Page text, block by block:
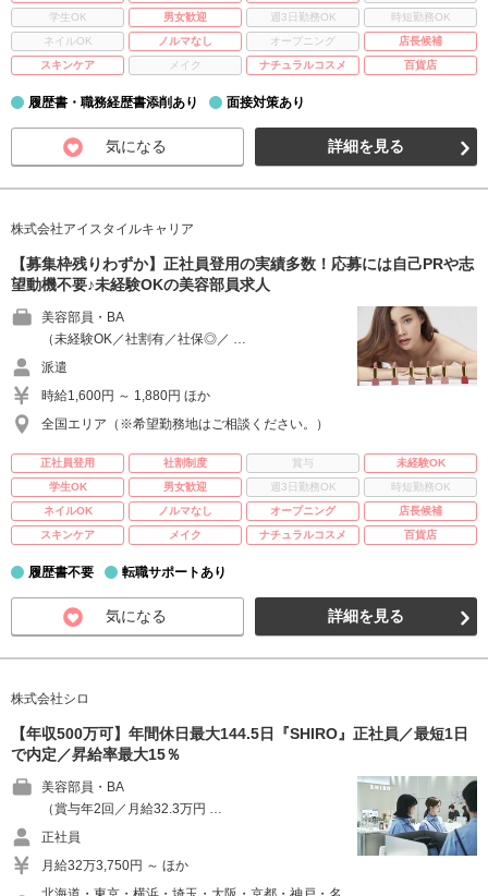
学生OK
男女歓迎 週3日勤務OK
時短勤務OK
ネイルOK
ノルマなし オープニング
店長候補
スキンケア
メイク ナチュラルコスメ 百貨店
履歴書・職務経歴書添削あり 面接対策あり
気になる 詳細を見る
株式会社アイスタイルキャリア
【募集枠残りわずか】正社員登用の実績多数！応募には自己PRや志
望動機不要♪未経験OKの美容部員求人
美容部員・BA
（未経験OK／社割有／社保◎／ …
派遣
時給1,600円 ～ 1,880円 ほか
全国エリア（※希望勤務地はご相談ください。）
正社員登用 社割制度 賞与
未経験OK
学生OK
男女歓迎 週3日勤務OK
時短勤務OK
ネイルOK
ノルマなし オープニング
店長候補
スキンケア
メイク ナチュラルコスメ 百貨店
履歴書不要 転職サポートあり
気になる 詳細を見る
株式会社シロ
【年収500万可】年間休日最大144.5日『SHIRO』正社員／最短1日
で内定／昇給率最大15％
美容部員・BA
（賞与年2回／月給32.3万円 …
正社員
月給32万3,750円 ～ ほか